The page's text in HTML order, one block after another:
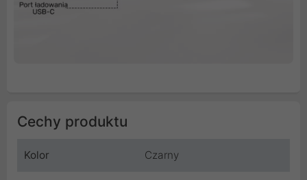
Cechy produktu
Kolor Czarny